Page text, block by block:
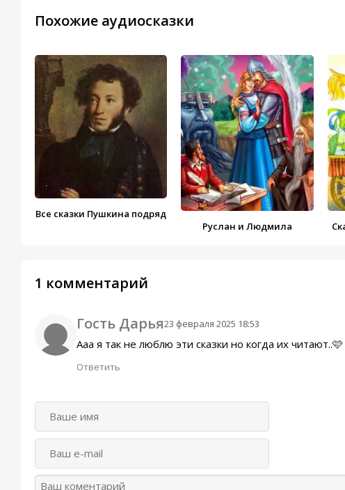
Похожие аудиосказки
Все сказки Пушкина подряд
Руслан и Людмила
1 комментарий
Гость Дарья23 февраля 2025 18:53
Ааа я так не люблю эти сказки но когда их
Ответить